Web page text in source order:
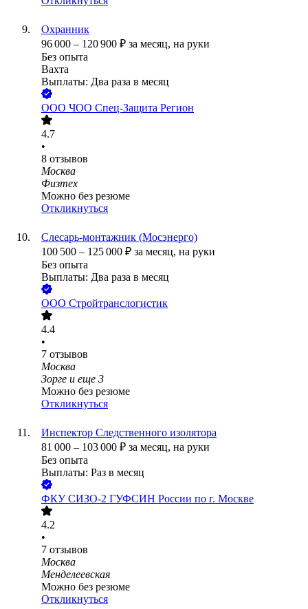
Охранник
96 000 – 120 900 ₽ за месяц, на руки
Без опыта
Вахта
Выплаты: Два раза в месяц
ООО ЧОО Спец-Защита Регион
4.7
•
8 отзывов
Москва
Физтех
Можно без резюме
Откликнуться
Слесарь-монтажник (Мосэнерго)
100 500 – 125 000 ₽ за месяц, на руки
Без опыта
Выплаты: Два раза в месяц
ООО Стройтранслогистик
4.4
•
7 отзывов
Москва
Зорге и еще 3
Можно без резюме
Откликнуться
Инспектор Следственного изолятора
81 000 – 103 000 ₽ за месяц, на руки
Без опыта
Выплаты: Раз в месяц
ФКУ СИЗО-2 ГУФСИН России по г. Москве
4.2
•
7 отзывов
Москва
Менделеевская
Можно без резюме
Откликнуться